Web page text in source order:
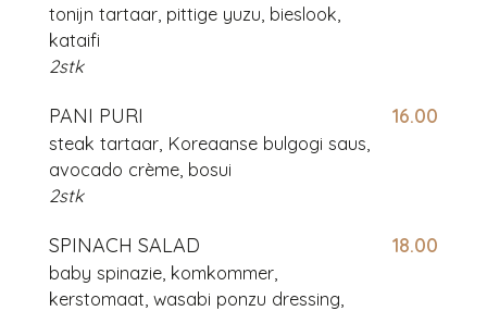
tonijn tartaar, pittige yuzu, bieslook,
kataifi
2stk
PANI PURI 16.00
steak tartaar, Koreaanse bulgogi saus,
avocado crème, bosui
2stk
SPINACH SALAD 18.00
baby spinazie, komkommer,
kerstomaat, wasabi ponzu dressing,